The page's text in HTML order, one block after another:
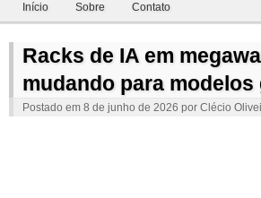
Início Sobre Contato
Racks de IA em
mudando para modelos
Postado em 8 de junho de 2026 por Clécio